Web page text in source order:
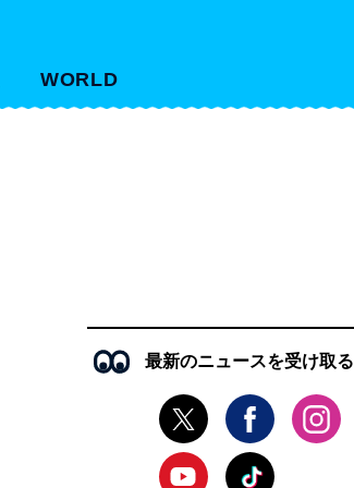
WORLD
最新のニュースを受け取る